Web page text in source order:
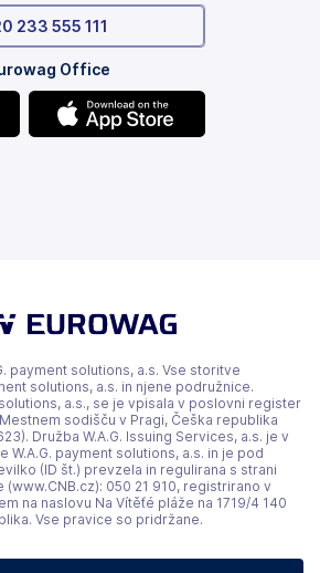
233 555 111
Office
payment solutions, a.s. Vse storitve
solutions, a.s. in njene podružnice.
a.s., se je vpisala v poslovni register
sodišču v Pragi, Češka republika
Družba W.A.G. Issuing Services, a.s. je v
payment solutions, a.s. in je pod
(ID št.) prevzela in regulirana s strani
050 21 910, registrirano v
na naslovu Na Vítěťé pláže na 1719/4 140
Vse pravice so pridržane.